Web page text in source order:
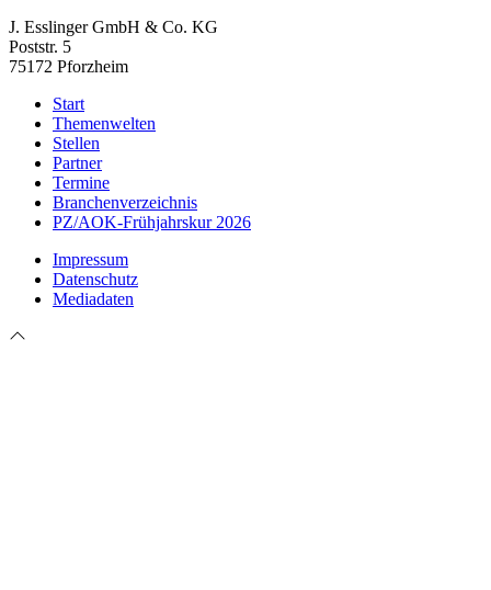
J. Esslinger GmbH & Co. KG
Poststr. 5
75172 Pforzheim
Start
Themenwelten
Stellen
Partner
Termine
Branchenverzeichnis
PZ/AOK-Frühjahrskur 2026
Impressum
Datenschutz
Mediadaten